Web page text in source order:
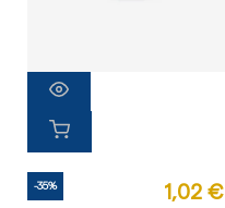
-35% 1,02 €